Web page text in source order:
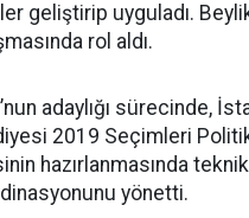
geliştirip uyguladı.
rol aldı.
adaylığı sürecinde,
2019 Seçimleri
hazırlanmasında teknik
yönetti.